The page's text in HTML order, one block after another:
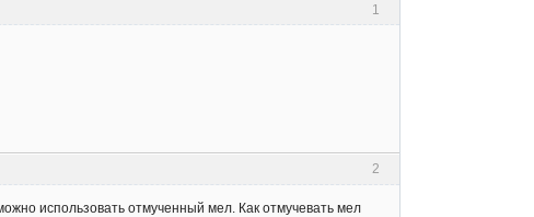
1
2
использовать отмученный мел. Как отмучевать мел